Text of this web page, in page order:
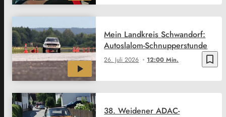
bookmark_border
26. Juli 2026 12:00 Min.
Mein Landkreis Schwandorf:
Autoslalom-Schnupperstunde
38. Weidener ADAC-